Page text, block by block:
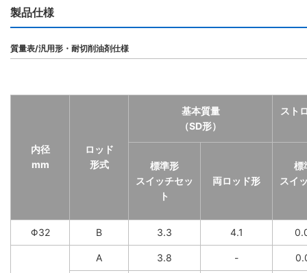
製品仕様
質量表/汎用形・耐切削油剤仕様
内径
mm
ロッド
形式
基本質量
（SD形）
スト
標準形
スイッチセッ
ト
両ロッド形
標
スイ
Φ32 B 3.3 4.1
A 3.8 -